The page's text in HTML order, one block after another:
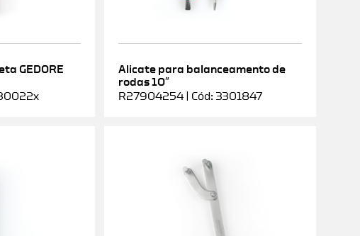
GEDORE
Alicate para balanceamento de
rodas 10″
R27904254 | Cód: 3301847